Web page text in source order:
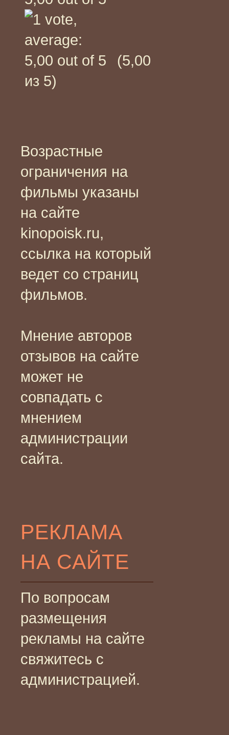
(5,00
из 5)
Возрастные
ограничения на
фильмы указаны
на сайте
kinopoisk.ru,
ссылка на который
ведет со страниц
фильмов.
Мнение авторов
отзывов на сайте
может не
совпадать с
мнением
администрации
сайта.
РЕКЛАМА
НА САЙТЕ
По вопросам
размещения
рекламы на сайте
свяжитесь с
администрацией.